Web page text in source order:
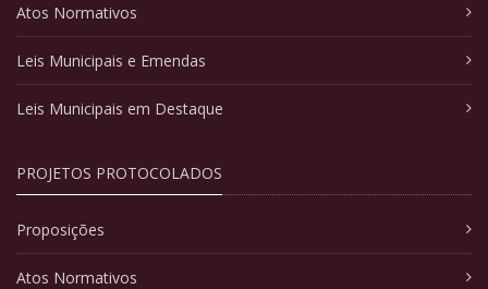
Atos Normativos
Leis Municipais e Emendas
Leis Municipais em Destaque
PROJETOS PROTOCOLADOS
Proposições
Atos Normativos